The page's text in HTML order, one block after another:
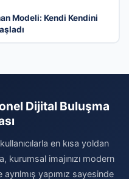
Modeli: Kendi Kendini
Dijital Buluşma
en kısa yoldan
kurumsal imajınızı modern
yapımız sayesinde